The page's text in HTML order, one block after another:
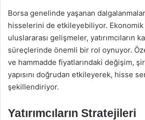
Borsa genelinde yaşanan
hisselerini de etkileyebiliyor.
uluslararası gelişmeler, yatırımcıların
süreçlerinde önemli bir rol oynuyor.
ve hammadde fiyatlarındaki değişim,
yapısını doğrudan etkileyerek, hisse
şekillendiriyor.
Yatırımcıların Stratejileri